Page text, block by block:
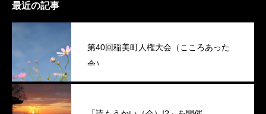
最近の記事
第40回稲美町人権大会（こころあった
会）